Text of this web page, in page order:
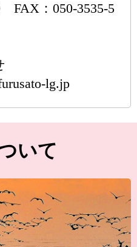
FAX：050-3535-5
lg.jp
いて